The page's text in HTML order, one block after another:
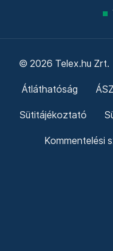
© 2026 Telex.hu Zrt.
Átláthatóság
Sütitájékoztató
Kommentelési